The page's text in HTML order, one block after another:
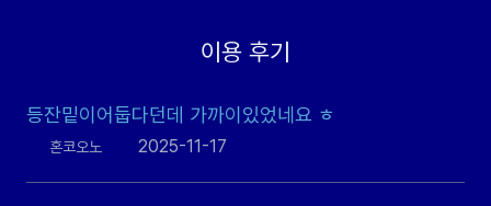
이용 후기
등잔밑이어둡다던데 가까이있었네요 ㅎ
혼코오노 2025-11-17